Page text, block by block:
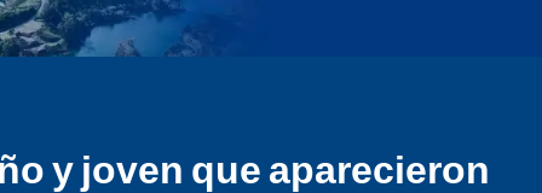
y joven que aparecieron